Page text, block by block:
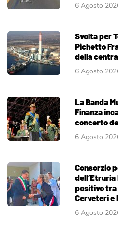
6 Agosto
Svolta per
Pichetto
della
6 Agosto
La Banda
Finanza
concerto
6 Agosto
Consorzio
positivo tra
Cerveteri e
6 Agosto